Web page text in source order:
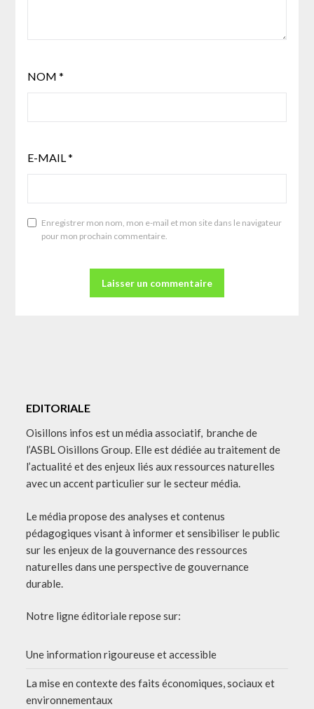
NOM *
E-MAIL*
Enregistrer mon nom, mon e-mail et mon site dans le navigateur
pour mon prochain commentaire.
EDITORIALE
Oisillons infos est un média associatif, branche de
l’ASBL Oisillons Group. Elle est dédiée au traitement de
l’actualité et des enjeux liés aux ressources naturelles
avec un accent particulier sur le secteur média.
Le média propose des analyses et contenus
pédagogiques visant à informer et sensibiliser le public
sur les enjeux de la gouvernance des ressources
naturelles dans une perspective de gouvernance
durable.
Notre ligne éditoriale repose sur:
Une information rigoureuse et accessible
La mise en contexte des faits économiques, sociaux et
environnementaux